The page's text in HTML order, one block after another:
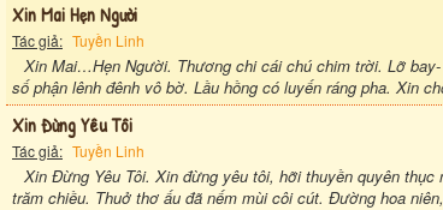
Xin Mai Hẹn Người
Tác giả: Tuyền Linh
Xin Mai…Hẹn Người. Thương chi cái chú chim trời. Lỡ
số phận lênh đênh vô bờ. Lầu hồng có luyến ráng pha. Xin
Xin Đừng Yêu Tôi
Tác giả: Tuyền Linh
Xin Đừng Yêu Tôi. Xin đừng yêu tôi, hỡi thuyền quyên
trăm chiều. Thuở thơ ấu đã nếm mùi côi cút. Đường hoa